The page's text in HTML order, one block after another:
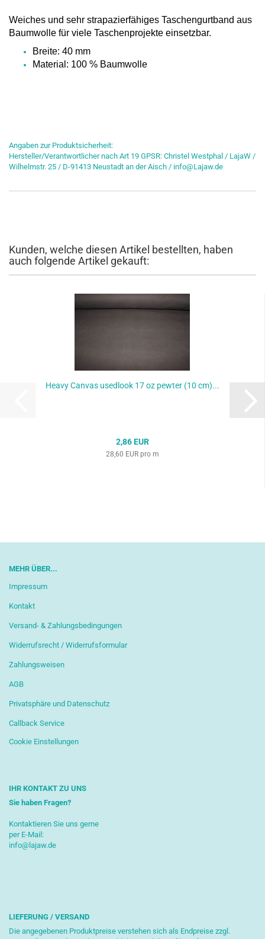
Weiches und sehr strapazierfähiges Taschengurtband aus
Baumwolle für viele Taschenprojekte einsetzbar.
Breite: 40 mm
Material: 100 % Baumwolle
Angaben zur Produktsicherheit:
Hersteller/Verantwortlicher nach Art 19 GPSR: Christel Westphal / LajaW /
Wilhelmstr. 25 / D-91413 Neustadt an der Aisch / info@Lajaw.de
Kunden, welche diesen Artikel bestellten, haben
auch folgende Artikel gekauft:
Heavy Canvas usedlook 17 oz pewter (10 cm)...
2,86 EUR
28,60 EUR pro m
MEHR ÜBER...
Impressum
Kontakt
Versand- & Zahlungsbedingungen
Widerrufsrecht / Widerrufsformular
Zahlungsweisen
AGB
Privatsphäre und Datenschutz
Callback Service
Cookie Einstellungen
IHR KONTAKT ZU UNS
Sie haben Fragen?
Kontaktieren Sie uns gerne
per E-Mail:
info@lajaw.de
LIEFERUNG / VERSAND
Die angegebenen Produktpreise verstehen sich als Endpreise zzgl.